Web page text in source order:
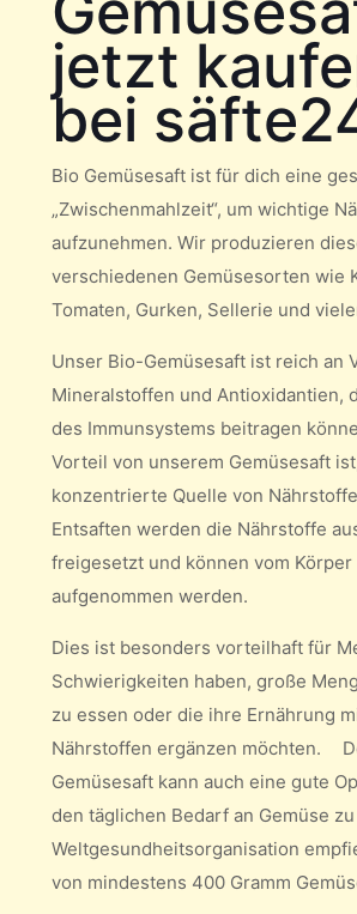
jetzt
bei
Bio Gemüsesaft ist für dich eine
„Zwischenmahlzeit“, um wichtige
aufzunehmen. Wir produzieren
verschiedenen Gemüsesorten wie
Tomaten, Gurken, Sellerie und
Unser Bio-Gemüsesaft ist reich an
Mineralstoffen und Antioxidantien,
des Immunsystems beitragen
Vorteil von unserem Gemüsesaft
konzentrierte Quelle von
Entsaften werden die Nährstoffe
freigesetzt und können vom
aufgenommen werden.
Dies ist besonders vorteilhaft für
Schwierigkeiten haben, große
zu essen oder die ihre Ernährung
Nährstoffen ergänzen möchten.
Gemüsesaft kann auch eine gute
den täglichen Bedarf an Gemüse
Weltgesundheitsorganisation
von mindestens 400 Gramm